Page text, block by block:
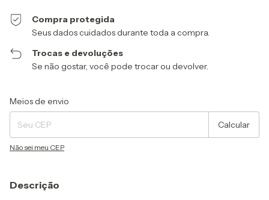
Compra protegida
Seus dados cuidados durante toda a compra.
Trocas e devoluções
Se não gostar, você pode trocar ou devolver.
Entregas para o CEP:
Meios de envio
Calcular
Não sei meu CEP
Descrição